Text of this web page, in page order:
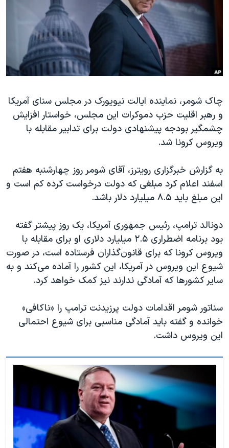
فرهنگ و زندگی
اقتصادی
گالری عکس
آرشیو پخش زنده
مستندها
انتخابات ریاست جمهوری آمریکا ۲۰۲۴
حمله جمهوری اسلامی به اسرائیل
اعتراضات زن، زندگی، آزادی
مجموعه مستندهای دادخواهی
تریبونال مردمی آبان ۹۸
چهل سال گروگان‌گیری
قانون شفافیت دارائی کادر رهبری ایران
اسرائیل در جنگ
نرگس محمدی برنده جایزه نوبل صلح
همایش محافظه‌کاران آمریکا «سی‌پک»
صفحه‌های ویژه
سفر پرزیدنت ترامپ به چین
دنبال کنید
زبانهای مختلف
چاک شومر، نماینده ایالت نیویورک در مجلس سنای آمریکا
و رهبر اقلیت حزب دموکرات این مجلس، خواستار افزایش
چشمگیر بودجه پیشنهادی دولت برای تدابیر مقابله با
ویروس کرونا شد.
به گزارش خبرگزاری رویترز، آقای شومر روز چهارشنبه هفتم
اسفند اعلام کرد مبلغی که دولت درخواست کرده کم است و
این مبلغ باید ۸.۵ میلیارد دلار باشد.
دونالد ترامپ، رئیس جمهوری آمریکا، یک روز پیشتر گفته
بود برنامه اضطراری ۲.۵ میلیارد دلاری او برای مقابله با
ویروس کرونا که برای قانون‌گذاران فرستاده است، در صورت
شیوع این ویروس در آمریكا، این كشور را آماده می‌کند و به
سایر كشورها كه آمادگی ندارند نیز کمک خواهد کرد.
سناتور شومر اقدامات دولت پرزیدنت ترامپ را «ناکافی»
خوانده و گفته باید آمادگی مناسبی برای شیوع احتمالی
این ویروس داشت.